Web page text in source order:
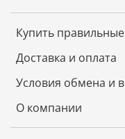
Купить
Доставка и оплата
Условия обмена и
О компании